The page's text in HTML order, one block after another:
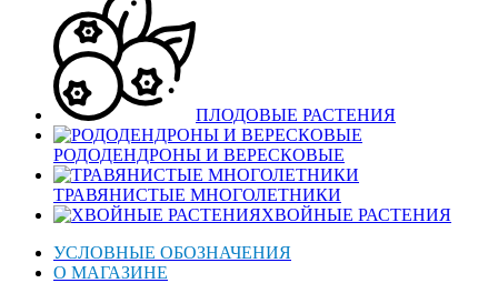
ПЛОДОВЫЕ РАСТЕНИЯ
РОДОДЕНДРОНЫ И ВЕРЕСКОВЫЕ
ТРАВЯНИСТЫЕ МНОГОЛЕТНИКИ
ХВОЙНЫЕ РАСТЕНИЯ
УСЛОВНЫЕ ОБОЗНАЧЕНИЯ
О МАГАЗИНЕ